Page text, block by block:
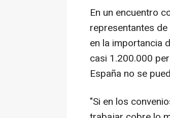
En un encuentro
representantes
en la importancia
casi 1.200.000
España no se
"Si en los